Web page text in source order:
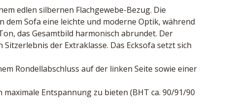
edlen silbernen Flachgewebe-Bezug. Die
Sofa eine leichte und moderne Optik, während
das Gesamtbild harmonisch abrundet. Der
der Extraklasse. Das Ecksofa setzt sich
Rondellabschluss auf der linken Seite sowie einer
Entspannung zu bieten (BHT ca. 90/91/90